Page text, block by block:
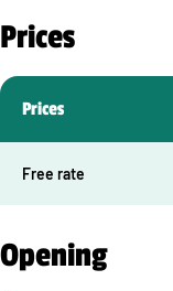
Prices
Prices
Free rate
Opening